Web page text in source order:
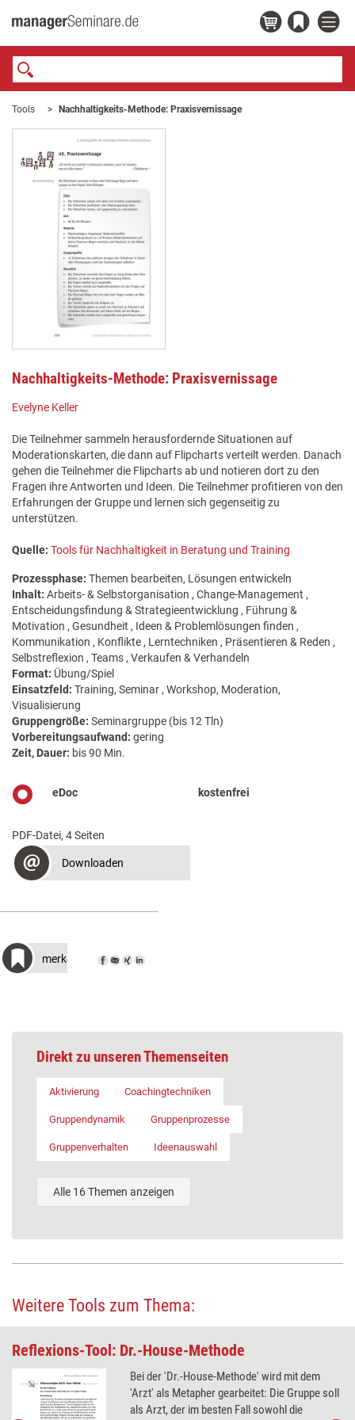
Tools Nachhaltigkeits-Methode: Praxisvernissage
Nachhaltigkeits-Methode: Praxisvernissage
Evelyne Keller
Die Teilnehmer sammeln herausfordernde Situationen auf
Moderationskarten, die dann auf Flipcharts verteilt werden. Danach
gehen die Teilnehmer die Flipcharts ab und notieren dort zu den
Fragen ihre Antworten und Ideen. Die Teilnehmer profitieren von den
Erfahrungen der Gruppe und lernen sich gegenseitig zu
unterstützen.
Quelle: Tools für Nachhaltigkeit in Beratung und Training
Prozessphase: Themen bearbeiten, Lösungen entwickeln
Inhalt: Arbeits- & Selbstorganisation , Change-Management ,
Entscheidungsfindung & Strategieentwicklung , Führung &
Motivation , Gesundheit , Ideen & Problemlösungen finden ,
Kommunikation , Konflikte , Lerntechniken , Präsentieren & Reden ,
Selbstreflexion , Teams , Verkaufen & Verhandeln
Format: Übung/Spiel
Einsatzfeld: Training, Seminar , Workshop, Moderation,
Visualisierung
Gruppengröße: Seminargruppe (bis 12 Tln)
Vorbereitungsaufwand: gering
Zeit, Dauer: bis 90 Min.
eDoc kostenfrei
PDF-Datei, 4 Seiten
Downloaden
merken
Direkt zu unseren Themenseiten
Aktivierung Coachingtechniken
Gruppendynamik Gruppenprozesse
Gruppenverhalten Ideenauswahl
Alle 16 Themen anzeigen
Weitere Tools zum Thema:
Reflexions-Tool: Dr.-House-Methode
Bei der 'Dr.-House-Methode' wird mit dem
'Arzt' als Metapher gearbeitet: Die Gruppe soll
als Arzt, der im besten Fall sowohl die